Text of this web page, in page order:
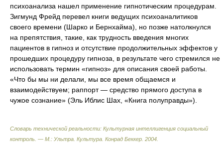
психоанализа нашел применение гипнотическим процедурам.
Зигмунд Фрейд перевел книги ведущих психоаналитиков
своего времени (Шарко и Бернхайма), но позже натолкнулся
на препятствия, такие, как трудность введения многих
пациентов в гипноз и отсутствие продолжительных эффектов у
прошедших процедуру гипноза, в результате чего стремился не
использовать термин «гипноз» для описания своей работы.
«Что бы мы ни делали, мы все время общаемся и
взаимодействуем; раппорт — средство прямого доступа в
чужое сознание» (Эль Иблис Шах, «Книга полуправды»).
Словарь технической реальности: Культурная интеллигенция социальный
контроль. — М.: Ультра. Культура Конрад Беккер 2004